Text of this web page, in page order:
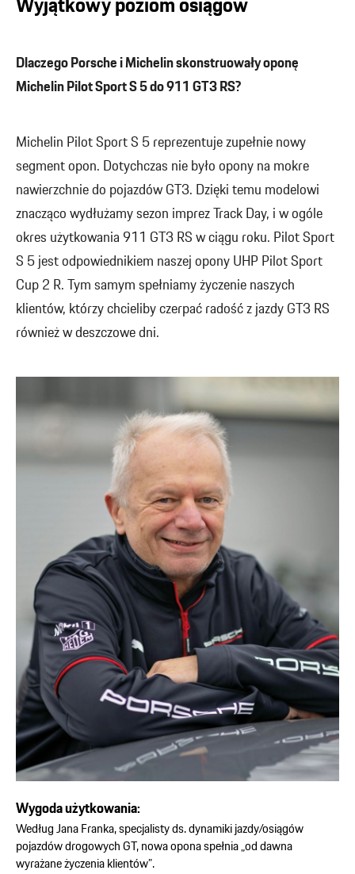
Dlaczego Porsche i Michelin skonstruowały oponę
Michelin Pilot Sport S 5 do 911 GT3 RS?
Michelin Pilot Sport S 5 reprezentuje zupełnie nowy
segment opon. Dotychczas nie było opony na mokre
nawierzchnie do pojazdów GT3. Dzięki temu modelowi
znacząco wydłużamy sezon imprez Track Day, i w ogóle
okres użytkowania 911 GT3 RS w ciągu roku. Pilot Sport
S 5 jest odpowiednikiem naszej opony UHP Pilot Sport
Cup 2 R. Tym samym spełniamy życzenie naszych
klientów, którzy chcieliby czerpać radość z jazdy GT3 RS
również w deszczowe dni.
Wygoda użytkowania:
Według Jana Franka, specjalisty ds. dynamiki jazdy/osiągów
pojazdów drogowych GT, nowa opona spełnia „od dawna
wyrażane życzenia klientów”.